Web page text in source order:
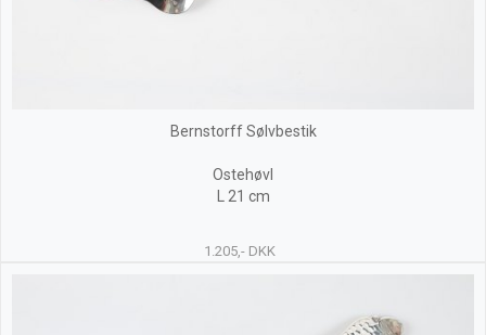
Bernstorff Sølvbestik
Ostehøvl
L 21 cm
1.205,- DKK